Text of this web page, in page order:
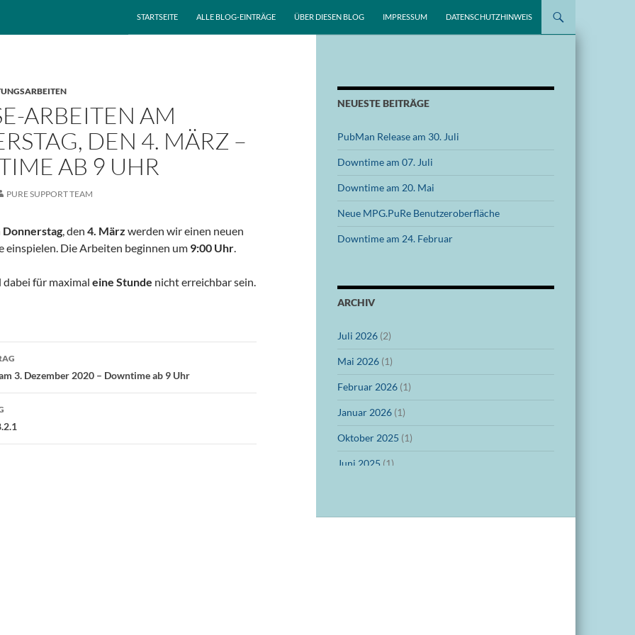
STARTSEITE
ALLE BLOG-EINTRÄGE ÜBER DIESEN BLOG IMPRESSUM DATENSCHUTZHINWEIS
ARBEITEN AM
DEN 4. MÄRZ –
AB 9 UHR
PURE SUPPORT TEAM
Donnerstag, den 4. März werden wir einen neuen
einspielen. Die Arbeiten beginnen um 9:00 Uhr.
dabei für maximal eine Stunde nicht erreichbar sein.
3. Dezember 2020 – Downtime ab 9 Uhr
NEUESTE BEITRÄGE
PubMan Release am 30. Juli
Downtime am 07. Juli
Downtime am 20. Mai
Neue MPG.PuRe Benutzeroberfläche
Downtime am 24. Februar
ARCHIV
Juli 2026 (2)
Mai 2026 (1)
Februar 2026 (1)
Januar 2026 (1)
Oktober 2025 (1)
Juni 2025 (1)